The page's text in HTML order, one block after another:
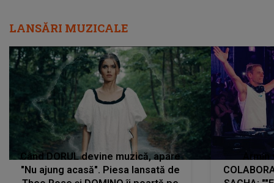
LANSĂRI MUZICALE
Când DORUL devine muzică, apare
"Nu ajung acasă". Piesa lansată de